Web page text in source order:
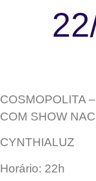
COSMOPOLITA
COM SHOW
CYNTHIALUZ
Horário: 22h